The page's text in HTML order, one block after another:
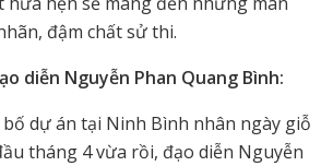
đậm chất sử thi.
diễn Nguyễn Phan Quang Bình:
dự án tại Ninh Bình nhân ngày giỗ
tháng 4 vừa rồi, đạo diễn Nguyễn